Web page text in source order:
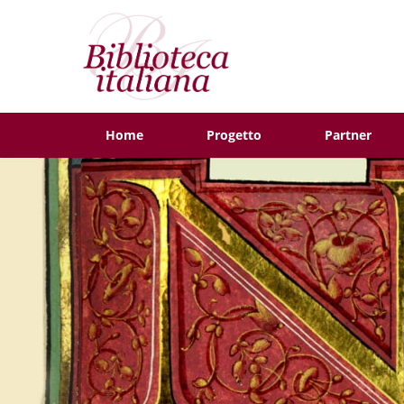
Home Progetto Partner